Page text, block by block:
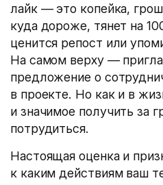
лайк — это копейка,
куда дороже, тянет на
ценится репост или
На самом верху —
предложение о
в проекте. Но как и в
и значимое получить за
потрудиться.
Настоящая оценка и
к каким действиям ваш